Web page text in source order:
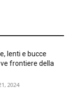
lenti e bucce
frontiere della
2024